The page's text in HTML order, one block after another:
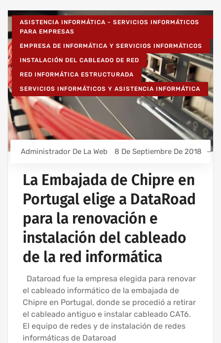
ASISTENCIA INFORMÁTICA - SERVICIOS INFORMÁTICOS
PARA EMPRESAS
EMPRESA DE INFORMÁTICA Y SERVICIOS INFORMÁTICOS
INSTALACIÓN DEL CABLEADO DE RED
RED INFORMÁTICA ESTRUCTURADA
SERVICIOS INFORMÁTICOS Y ASISTENCIA INFORMÁTICA
Administrador De La Web 8 De Septiembre De 2018
La Embajada de Chipre en
Portugal elige a DataRoad
para la renovación e
instalación del cableado
de la red informática
Dataroad fue la empresa elegida para renovar
el cableado informático de la embajada de
Chipre en Portugal, donde se procedió a retirar
el cableado antiguo e instalar cableado CAT6.
El equipo de redes y de instalación de redes
informáticas de Dataroad